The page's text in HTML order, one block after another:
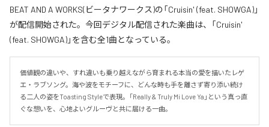
BEAT AND A WORKS(ビータナワークス)の「Cruisin' (feat. SHOWGA)」
が配信開始された。今回デジタル配信された楽曲は、「Cruisin'
(feat. SHOWGA)」を含む全1曲となっている。
価値観の違いや、すれ違いも乗り越えながら育まれる本当の愛を描いたレゲ
エ・ラブソング。海や波をモチーフに、どんな時も手を離さず寄り添い続け
る二人の姿をToasting Styleで表現。「Really & Truly Mi Love Ya」という真っ直
ぐな想いを、心地よいグルーヴと共に届ける一曲。